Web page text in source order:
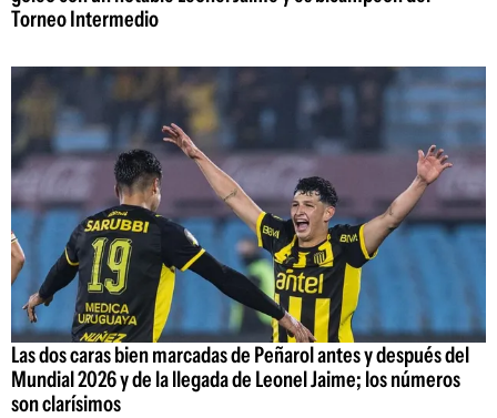
Torneo Intermedio
Las dos caras bien marcadas de Peñarol antes y después del
Mundial 2026 y de la llegada de Leonel Jaime; los números
son clarísimos